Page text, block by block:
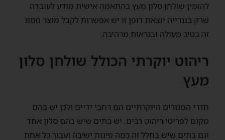
להזמין שולחן סלון מעץ בהתאמה אישית מודע לעובדה
שרק בנגרייה יוצאת דופן זו יש אפשרות לקבל מוצר מסוג
זה בטיב מעולה ובנראות מרהיבה.
ריהוט יוקרתי הכולל שולחן סלון
מעץ
חדרי המגורים היוקרתיים הם רחבי ידיים ולכן יש בהם
מקום לפריטי ריהוט רבים. יש בתים שיש בהם סלון אחד
וגם בתים שיש בחלל זה כמה פינות ישיבה ועבור כל אחת